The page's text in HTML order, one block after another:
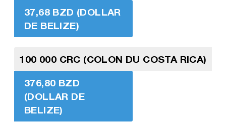
37,68 BZD (DOLLAR
DE BELIZE)
100 000 CRC (COLON DU COSTA RICA)
376,80 BZD
(DOLLAR DE
BELIZE)